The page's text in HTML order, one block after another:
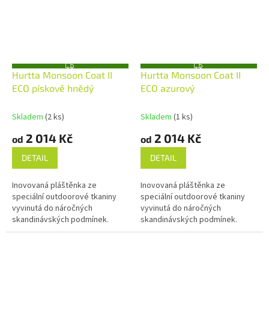
Z
D
A
R
Hurtta Monsoon Coat II
ECO pískově hnědý
Skladem (2 ks)
od 2 014 Kč
DETAIL
Inovovaná pláštěnka ze
speciální outdoorové tkaniny
vyvinutá do náročných
skandinávských podmínek.
Z
D
A
Hurtta Monsoon Coat II
ECO azurový
Skladem (1 ks)
od 2 014 Kč
DETAIL
Inovovaná pláštěnka ze
speciální outdoorové tkaniny
vyvinutá do náročných
skandinávských podmínek.